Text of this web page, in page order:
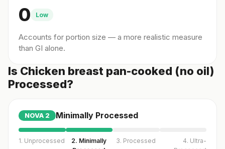
0 Low
Accounts for portion size — a more realistic measure
than GI alone.
Is Chicken breast pan-cooked (no oil)
Processed?
NOVA 2 Minimally Processed
1. Unprocessed
2. Minimally
3. Processed
4. Ultra-